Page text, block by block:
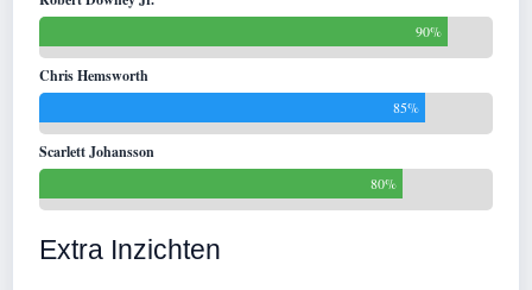
90%
Chris Hemsworth
85%
Scarlett Johansson
80%
Extra Inzichten